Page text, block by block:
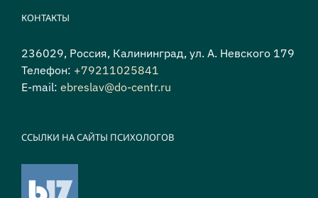
КОНТАКТЫ
236029, Россия, Калининград, ул. А. Невского 179
Телефон: +79211025841
E-mail: ebreslav@do-centr.ru
ССЫЛКИ НА САЙТЫ ПСИХОЛОГОВ